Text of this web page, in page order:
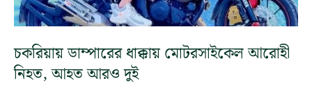
চকরিয়ায় ডাম্পারের ধাক্কায় মোটরসাইকেল আরোহী
নিহত, আহত আরও দুই